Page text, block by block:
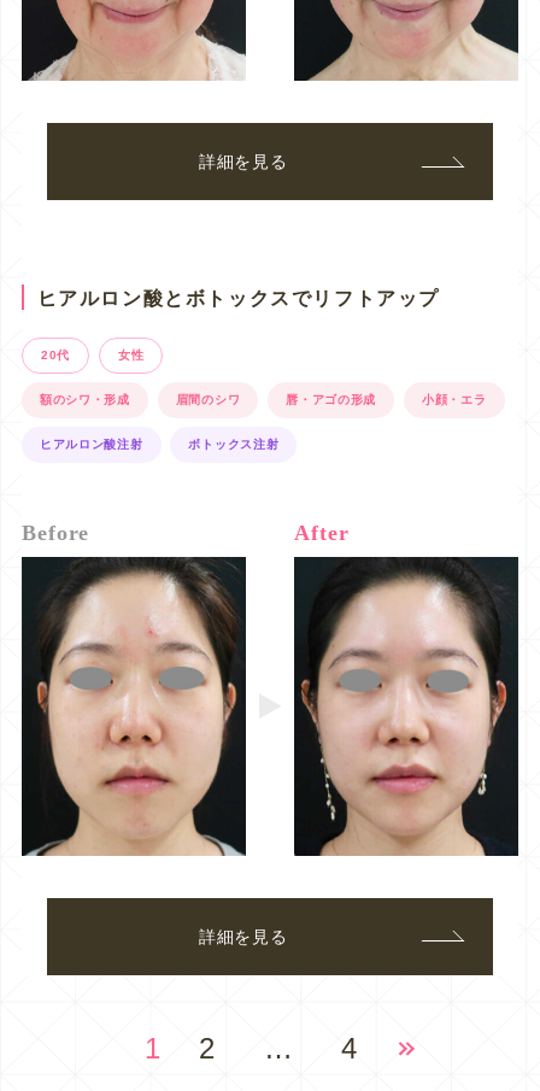
詳細を見る
ヒアルロン酸とボトックスでリフトアップ
20代 女性
額のシワ・形成 眉間のシワ 唇・アゴの形成 小顔・エラ
ヒアルロン酸注射 ボトックス注射
Before After
詳細を見る
1 2 … 4